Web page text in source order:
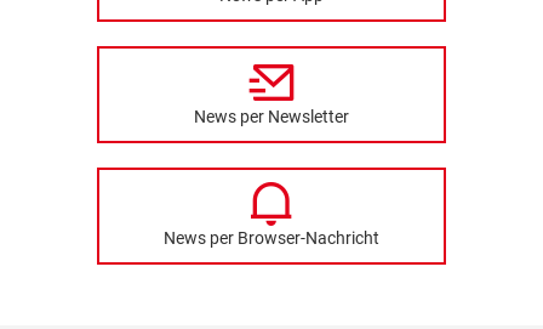
News per Newsletter
News per Browser-Nachricht